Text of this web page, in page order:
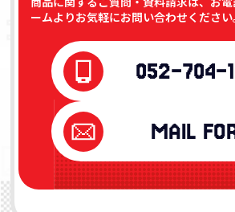
ームよりお気軽にお問い合わせください
052-704-
MAIL